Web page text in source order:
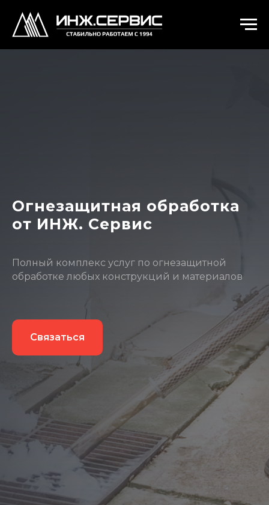
Огнезащитная обработка
от ИНЖ. Сервис
Полный комплекс услуг по огнезащитной
обработке любых конструкций и материалов
Связаться